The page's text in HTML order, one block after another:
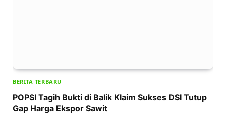
BERITA TERBARU
POPSI Tagih Bukti di Balik Klaim Sukses DSI Tutup
Gap Harga Ekspor Sawit